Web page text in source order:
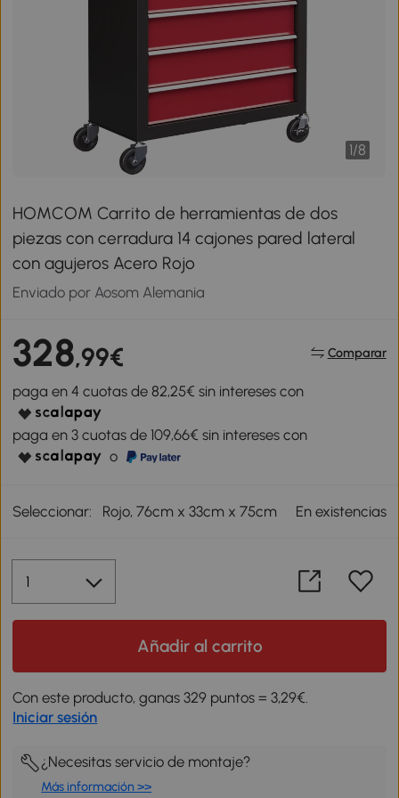
1/8
HOMCOM Carrito de herramientas de dos
piezas con cerradura 14 cajones pared lateral
con agujeros Acero Rojo
Enviado por Aosom Alemania
328,99€ Comparar
paga en 4 cuotas de 82,25€ sin intereses con
paga en 3 cuotas de 109,66€ sin intereses con
o
Seleccionar: Rojo, 76cm x 33cm x 75cm En existencias
Añadir al carrito
Con este producto, ganas 329 puntos = 3,29€.
Iniciar sesión
¿Necesitas servicio de montaje?
Más información >>